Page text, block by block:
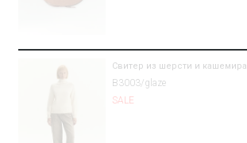
Свитер из шерсти и кашемира
B3003/glaze
SALE